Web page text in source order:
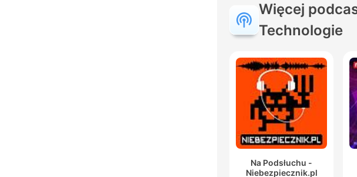
Więcej
Technologie
Na Podsłuchu -
Niebezpiecznik.pl